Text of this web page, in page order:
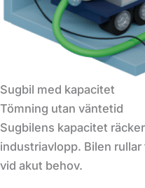
Sugbil med kapacitet
Tömning utan väntetid
Sugbilens kapacitet
industriavlopp. Bilen
vid akut behov.